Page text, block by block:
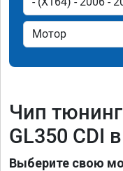
Чип
GL350 CDI
Выберите свою